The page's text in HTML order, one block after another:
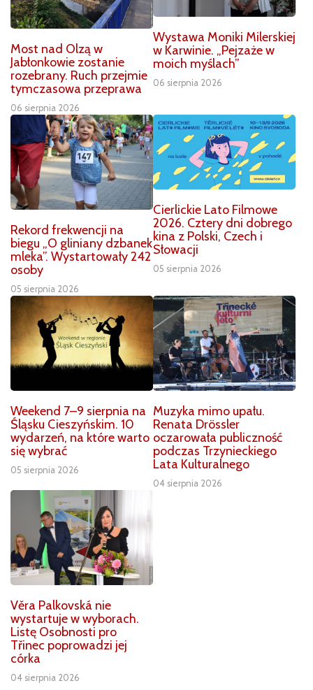
Most nad Olzą w
Jabłonkowie zostanie
rozebrany. Ruch przejmie
tymczasowa przeprawa
06 sierpnia 2026
Wystawa Moniki Milerskiej
w Karwinie. „Pejzaże w
moich myślach”
06 sierpnia 2026
Rekord frekwencji na
biegu „O gliniany dzbanek
mleka”. Wystartowały 242
osoby
05 sierpnia 2026
Cierlickie Lato Filmowe
2026. Cztery dni dobrego
kina z Polski, Czech i
Słowacji
05 sierpnia 2026
Weekend 7–9 sierpnia na
Śląsku Cieszyńskim. 10
wydarzeń, na które warto
się wybrać
05 sierpnia 2026
Muzyka mimo upału.
Renata Drössler
oczarowała publiczność
podczas Trzynieckiego
Lata Kulturalnego
04 sierpnia 2026
Věra Palkovská nie
wystartuje w wyborach.
Listę Osobnosti pro
Třinec poprowadzi jej
córka
04 sierpnia 2026